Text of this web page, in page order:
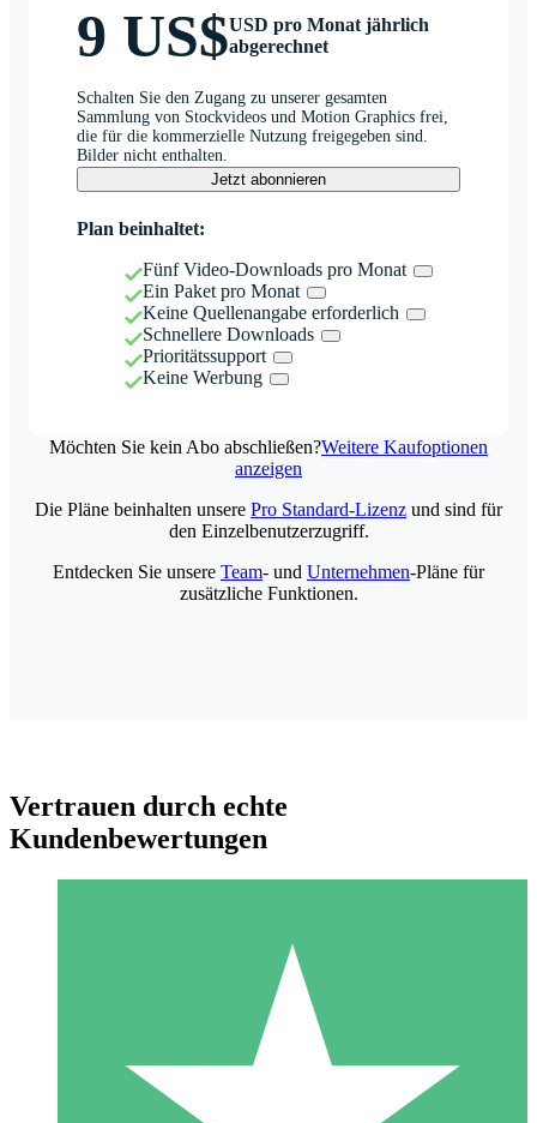
9 US$USD pro Monat jährlich
abgerechnet
Schalten Sie den Zugang zu unserer gesamten
Sammlung von Stockvideos und Motion Graphics frei,
die für die kommerzielle Nutzung freigegeben sind.
Bilder nicht enthalten.
Jetzt abonnieren
Plan beinhaltet:
Fünf Video-Downloads pro Monat
Ein Paket pro Monat
Keine Quellenangabe erforderlich
Schnellere Downloads
Prioritätssupport
Keine Werbung
Möchten Sie kein Abo abschließen?Weitere Kaufoptionen
anzeigen
Individuelle Credit-Pakete
Zahlen Sie nach Bedarf mit Download-Credits. Keine
monatliche Verpflichtung erforderlich.
Die Pläne beinhalten unsere Pro Standard-Lizenz und sind für
den Einzelbenutzerzugriff.
Entdecken Sie unsere Team- und Unternehmen-Pläne für
zusätzliche Funktionen.
Vertrauen durch echte
Kundenbewertungen